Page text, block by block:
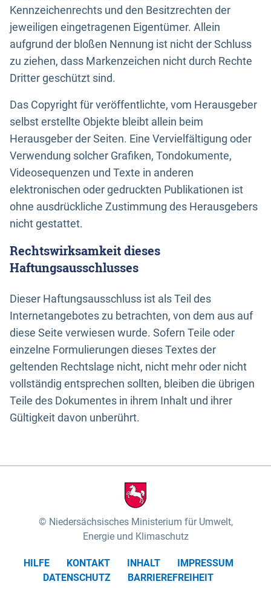
Kennzeichenrechts und den Besitzrechten der
jeweiligen eingetragenen Eigentümer. Allein
aufgrund der bloßen Nennung ist nicht der Schluss
zu ziehen, dass Markenzeichen nicht durch Rechte
Dritter geschützt sind.
Das Copyright für veröffentlichte, vom Herausgeber
selbst erstellte Objekte bleibt allein beim
Herausgeber der Seiten. Eine Vervielfältigung oder
Verwendung solcher Grafiken, Tondokumente,
Videosequenzen und Texte in anderen
elektronischen oder gedruckten Publikationen ist
ohne ausdrückliche Zustimmung des Herausgebers
nicht gestattet.
Rechtswirksamkeit dieses
Haftungsausschlusses
Dieser Haftungsausschluss ist als Teil des
Internetangebotes zu betrachten, von dem aus auf
diese Seite verwiesen wurde. Sofern Teile oder
einzelne Formulierungen dieses Textes der
geltenden Rechtslage nicht, nicht mehr oder nicht
vollständig entsprechen sollten, bleiben die übrigen
Teile des Dokumentes in ihrem Inhalt und ihrer
Gültigkeit davon unberührt.
Niedersächsisches Ministerium für Umwelt,
Energie und Klimaschutz
HILFE KONTAKT INHALT
IMPRESSUM
DATENSCHUTZ
BARRIEREFREIHEIT